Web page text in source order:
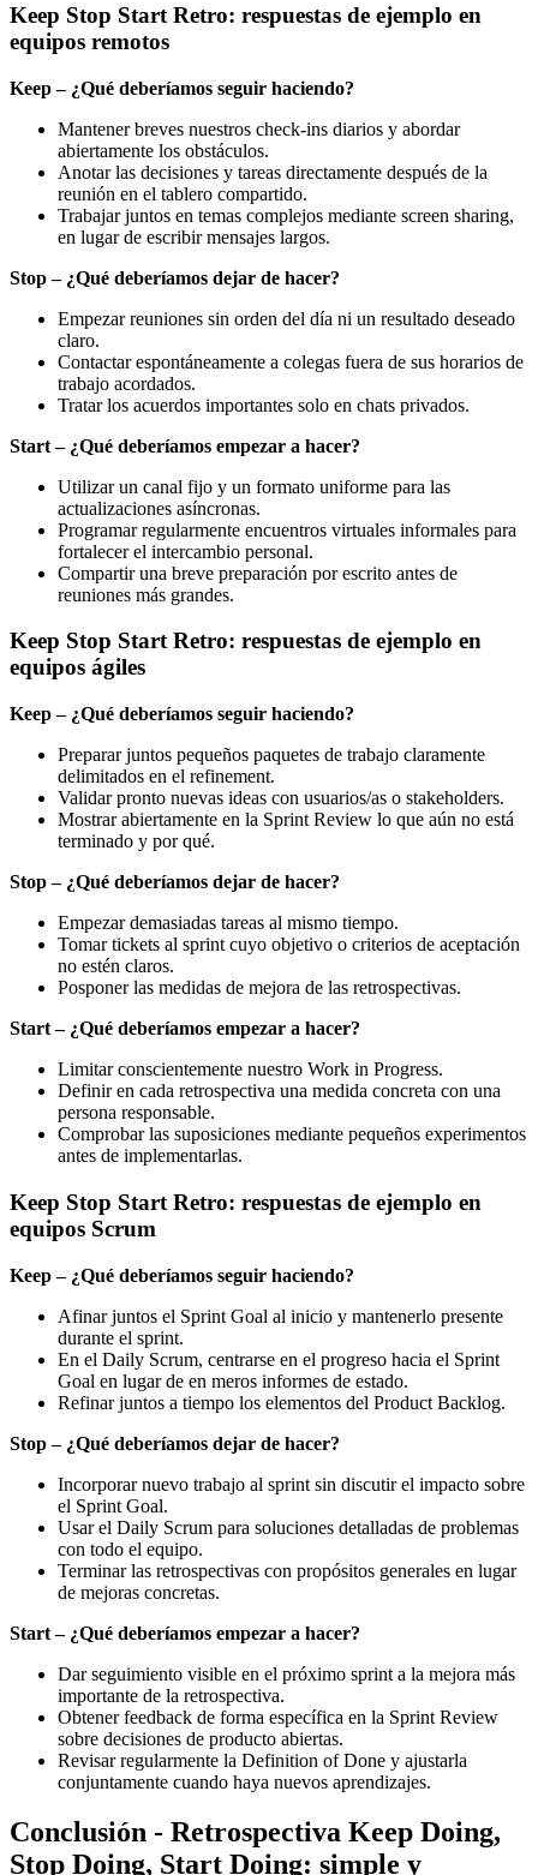
Keep Stop Start Retro: respuestas de ejemplo en
equipos remotos
Keep – ¿Qué deberíamos seguir haciendo?
Mantener breves nuestros check-ins diarios y abordar
abiertamente los obstáculos.
Anotar las decisiones y tareas directamente después de la
reunión en el tablero compartido.
Trabajar juntos en temas complejos mediante screen sharing,
en lugar de escribir mensajes largos.
Stop – ¿Qué deberíamos dejar de hacer?
Empezar reuniones sin orden del día ni un resultado deseado
claro.
Contactar espontáneamente a colegas fuera de sus horarios de
trabajo acordados.
Tratar los acuerdos importantes solo en chats privados.
Start – ¿Qué deberíamos empezar a hacer?
Utilizar un canal fijo y un formato uniforme para las
actualizaciones asíncronas.
Programar regularmente encuentros virtuales informales para
fortalecer el intercambio personal.
Compartir una breve preparación por escrito antes de
reuniones más grandes.
Keep Stop Start Retro: respuestas de ejemplo en
equipos ágiles
Keep – ¿Qué deberíamos seguir haciendo?
Preparar juntos pequeños paquetes de trabajo claramente
delimitados en el refinement.
Validar pronto nuevas ideas con usuarios/as o stakeholders.
Mostrar abiertamente en la Sprint Review lo que aún no está
terminado y por qué.
Stop – ¿Qué deberíamos dejar de hacer?
Empezar demasiadas tareas al mismo tiempo.
Tomar tickets al sprint cuyo objetivo o criterios de aceptación
no estén claros.
Posponer las medidas de mejora de las retrospectivas.
Start – ¿Qué deberíamos empezar a hacer?
Limitar conscientemente nuestro Work in Progress.
Definir en cada retrospectiva una medida concreta con una
persona responsable.
Comprobar las suposiciones mediante pequeños experimentos
antes de implementarlas.
Keep Stop Start Retro: respuestas de ejemplo en
equipos Scrum
Keep – ¿Qué deberíamos seguir haciendo?
Afinar juntos el Sprint Goal al inicio y mantenerlo presente
durante el sprint.
En el Daily Scrum, centrarse en el progreso hacia el Sprint
Goal en lugar de en meros informes de estado.
Refinar juntos a tiempo los elementos del Product Backlog.
Stop – ¿Qué deberíamos dejar de hacer?
Incorporar nuevo trabajo al sprint sin discutir el impacto sobre
el Sprint Goal.
Usar el Daily Scrum para soluciones detalladas de problemas
con todo el equipo.
Terminar las retrospectivas con propósitos generales en lugar
de mejoras concretas.
Start – ¿Qué deberíamos empezar a hacer?
Dar seguimiento visible en el próximo sprint a la mejora más
importante de la retrospectiva.
Obtener feedback de forma específica en la Sprint Review
sobre decisiones de producto abiertas.
Revisar regularmente la Definition of Done y ajustarla
conjuntamente cuando haya nuevos aprendizajes.
Conclusión - Retrospectiva Keep Doing,
Stop Doing, Start Doing: simple y